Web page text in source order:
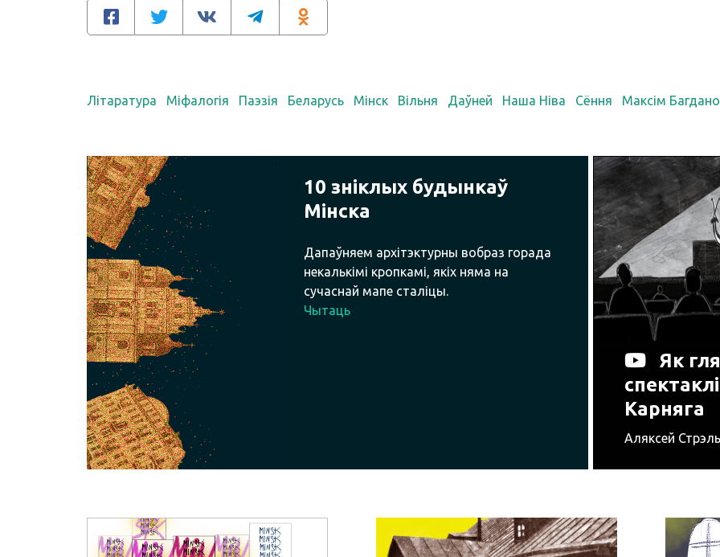
Літаратура Міфалогія Паэзія Беларусь Мінск Вільня Даўней Наша Ніва Сёння Максім
10 зніклых будынкаў
Мінска
Дапаўняем архітэктурны вобраз горада
некалькімі кропкамі, якіх няма на
сучаснай мапе сталіцы.
Чытаць
Як
Карняга
Аляксей